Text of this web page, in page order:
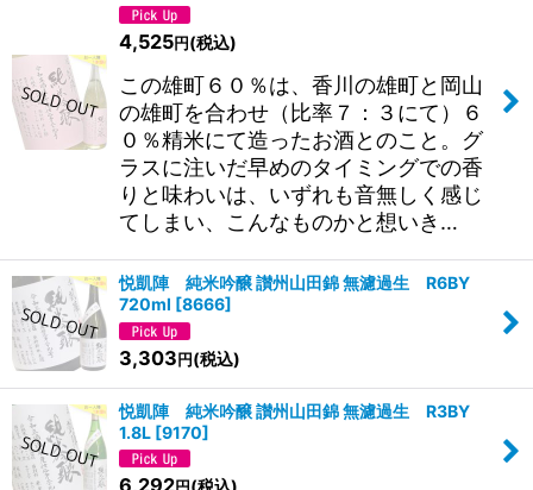
4,525円 (税込)
この雄町６０％は、香川の雄町と岡山
の雄町を合わせ（比率７：３にて）６
０％精米にて造ったお酒とのこと。グ
ラスに注いだ早めのタイミングでの香
りと味わいは、いずれも音無しく感じ
てしまい、こんなものかと想いき…
悦凱陣 純米吟醸 讃州山田錦 無濾過生 R6BY
720ml [8666]
3,303 円 (税込)
悦凱陣 純米吟醸 讃州山田錦 無濾過生 R3BY
1.8L [9170]